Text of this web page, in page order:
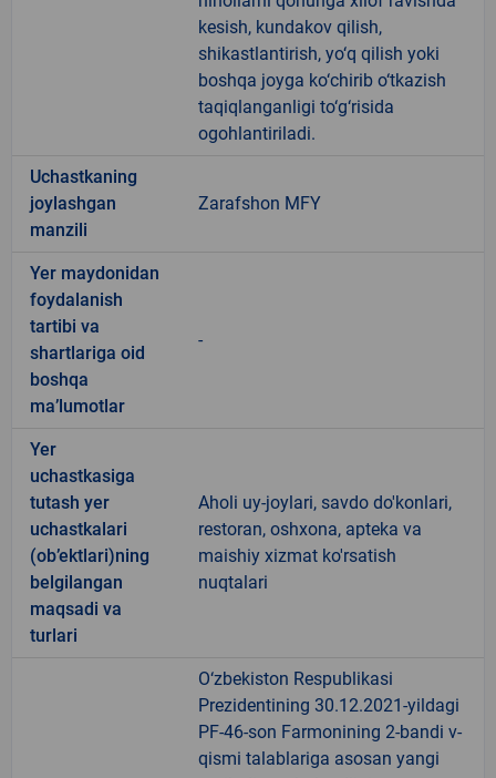
kesish, kundakov qilish,
shikastlantirish, yo‘q qilish yoki
boshqa joyga ko‘chirib o‘tkazish
taqiqlanganligi to‘g‘risida
ogohlantiriladi.
Uchastkaning
joylashgan
manzili
Zarafshon MFY
Yer maydonidan
foydalanish
tartibi va
shartlariga oid
boshqa
ma’lumotlar
-
Yer
uchastkasiga
tutash yer
uchastkalari
(ob’ektlari)ning
belgilangan
maqsadi va
turlari
Aholi uy-joylari, savdo do'konlari,
restoran, oshxona, apteka va
maishiy xizmat ko'rsatish
nuqtalari
O‘zbekiston Respublikasi
Prezidentining 30.12.2021-yildagi
PF-46-son Farmonining 2-bandi v-
qismi talablariga asosan yangi